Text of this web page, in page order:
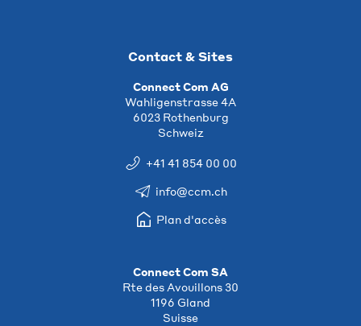
Contact & Sites
Connect Com AG
Wahligenstrasse 4A
6023 Rothenburg
Schweiz
+41 41 854 00 00
info@ccm.ch
Plan d'accès
Connect Com SA
Rte des Avouillons 30
1196 Gland
Suisse